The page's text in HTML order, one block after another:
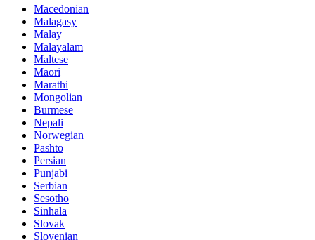
Macedonian
Malagasy
Malay
Malayalam
Maltese
Maori
Marathi
Mongolian
Burmese
Nepali
Norwegian
Pashto
Persian
Punjabi
Serbian
Sesotho
Sinhala
Slovak
Slovenian